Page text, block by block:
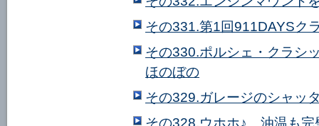
その331.第1回911DAYSク
その330.ポルシェ・クラシ
ほのぼの
その329.ガレージのシャッ
その328.ウホホ♪ 油温も完